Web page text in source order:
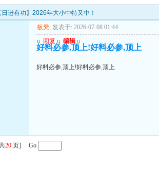
进有功】2026年大小中特又中！
板凳 发表于: 2026-07-08 01:44
u 回复 u 编辑 u
好料必参,顶上!好料必参,顶上
好料必参,顶上!好料必参,顶上
20 页] Go